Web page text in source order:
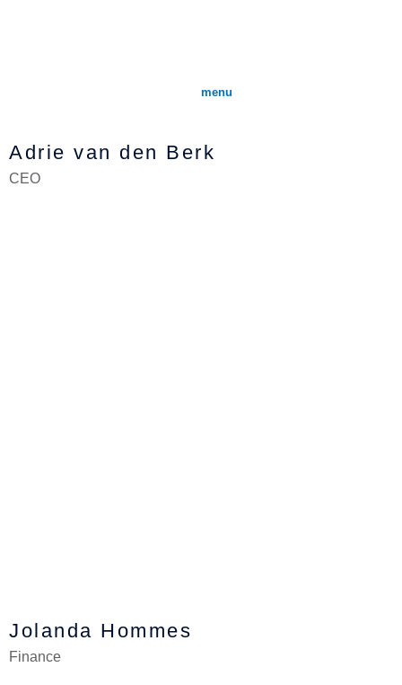
menu
Adrie van den Berk
CEO
Jolanda Hommes
Finance